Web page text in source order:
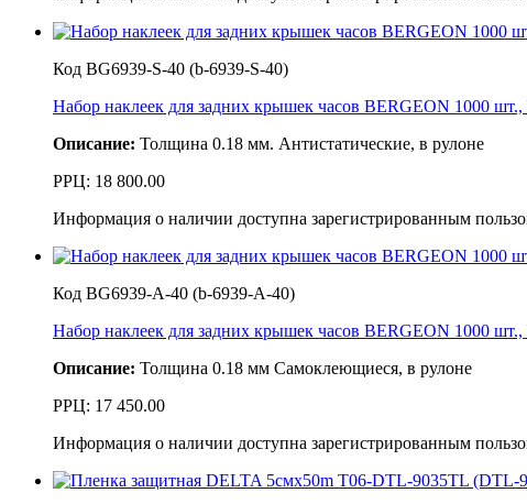
Код BG6939-S-40 (b-6939-S-40)
Набор наклеек для задних крышек часов BERGEON 1000
Описание: Толщина 0.18 мм. Антистатические, в рулоне
РРЦ: 18 800.00
Информация о наличии доступна зарегистрированным
Код BG6939-A-40 (b-6939-A-40)
Набор наклеек для задних крышек часов BERGEON 1000
Описание: Толщина 0.18 мм Самоклеющиеся, в рулоне
РРЦ: 17 450.00
Информация о наличии доступна зарегистрированным